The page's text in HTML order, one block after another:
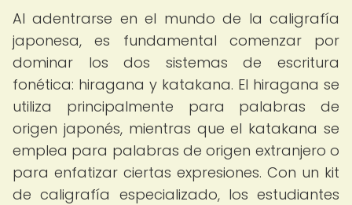
Al adentrarse en el mundo de la caligrafía
japonesa, es fundamental comenzar por
dominar los dos sistemas de escritura
fonética: hiragana y katakana. El hiragana se
utiliza principalmente para palabras de
origen japonés, mientras que el katakana se
emplea para palabras de origen extranjero o
para enfatizar ciertas expresiones. Con un kit
de caligrafía especializado, los estudiantes